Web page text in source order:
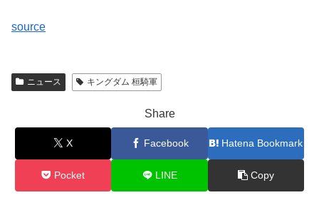
source
ニュース キングダム 桓騎軍
Share
X Facebook Hatena Bookmark
Pocket LINE Copy